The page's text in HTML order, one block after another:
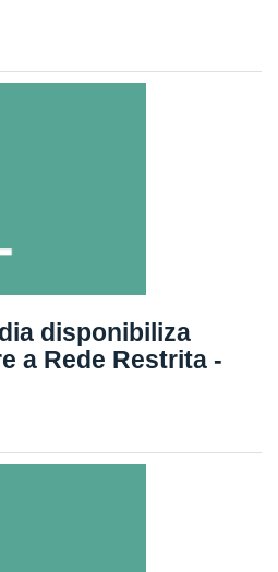
disponibiliza
a Rede Restrita -